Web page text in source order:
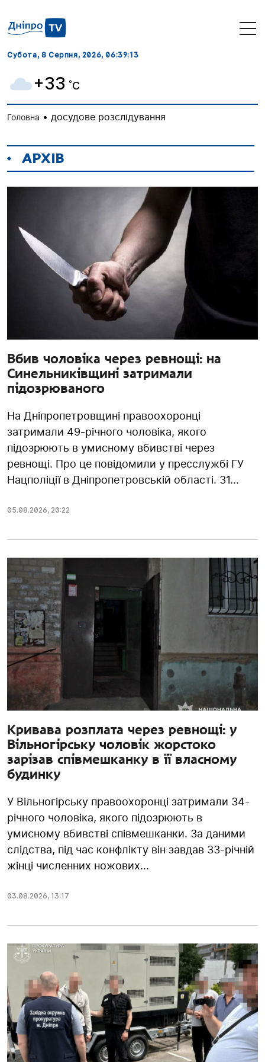
Субота, 8 Серпня, 2026, 06:39:13
+33 ˚C
Головна • досудове розслідування
АРХІВ
Вбив чоловіка через ревнощі: на
Синельниківщині затримали
підозрюваного
На Дніпропетровщині правоохоронці
затримали 49-річного чоловіка, якого
підозрюють в умисному вбивстві через
ревнощі. Про це повідомили у пресслужбі ГУ
Нацполіції в Дніпропетровській області. 31...
05.08.2026, 20:22
Кривава розплата через ревнощі: у
Вільногірську чоловік жорстоко
зарізав співмешканку в її власному
будинку
У Вільногірську правоохоронці затримали 34-
річного чоловіка, якого підозрюють в
умисному вбивстві співмешканки. За даними
слідства, під час конфлікту він завдав 33-річній
жінці численних ножових...
03.08.2026, 13:17